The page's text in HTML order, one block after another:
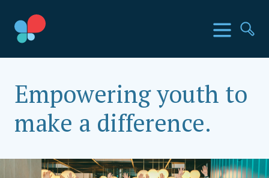
zum
Inhalt
Menü
SIA Länder
Empowering youth to
make a difference.